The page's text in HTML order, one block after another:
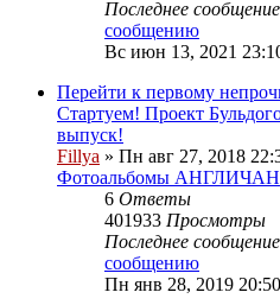
Последнее сообщение
сообщению
Вс июн 13, 2021
Перейти к первому
Стартуем! Проект
выпуск!
Fillya » Пн авг 27, 2018
Фотоальбомы АНГЛИЧАН
6 Ответы
401933 Просмотры
Последнее сообщение
сообщению
Пн янв 28, 2019